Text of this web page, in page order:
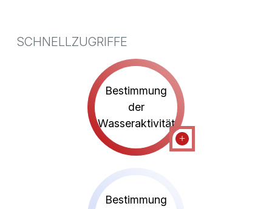
SCHNELLZUGRIFFE
Bestimmung
der
Wasseraktivität
Bestimmung